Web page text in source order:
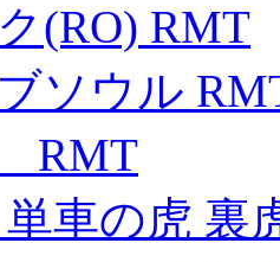
(RO) RMT
ソウル
RMT
車の虎 裏